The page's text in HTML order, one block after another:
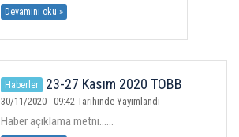
Devamını oku »
Haberler
23-27 Kasım 2020 TOBB
Haftalık Ekonomi Bülteni sitemize
eklenmiştir.
30/11/2020 - 09:42 Tarihinde Yayımlandı
Haber açıklama metni......